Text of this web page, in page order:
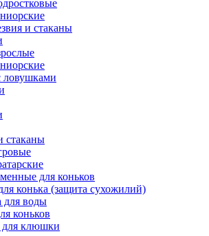
и стаканы
ловушками
стаканы
для коньков
конька (защита сухожилий)
для воды
коньков
для клюшки